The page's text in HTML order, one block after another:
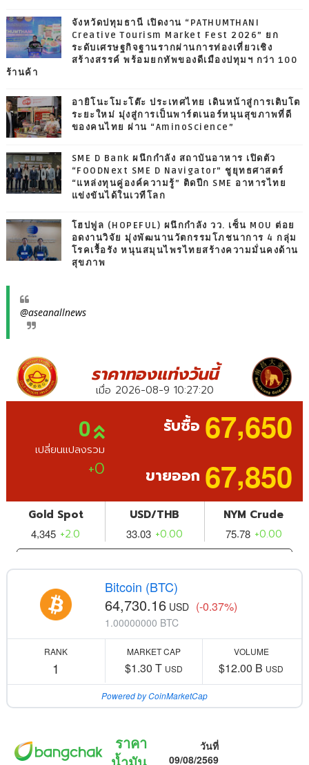
จังหวัดปทุมธานี เปิดงาน “PATHUMTHANI
Creative Tourism Market Fest 2026” ยก
ระดับเศรษฐกิจฐานรากผ่านการท่องเที่ยวเชิง
สร้างสรรค์ พร้อมยกทัพของดีเมืองปทุมฯ กว่า 100
ร้านค้า
อายิโนะโมะโต๊ะ ประเทศไทย เดินหน้าสู่การเติบโต
ระยะใหม่ มุ่งสู่การเป็นพาร์ตเนอร์หนุนสุขภาพที่ดี
ของคนไทย ผ่าน “AminoScience”
SME D Bank ผนึกกำลัง สถาบันอาหาร เปิดตัว
“FOODNext SME D Navigator” ชูยุทธศาสตร์
“แหล่งทุนคู่องค์ความรู้” ติดปีก SME อาหารไทย
แข่งขันได้ในเวทีโลก
โฮปฟูล (HOPEFUL) ผนึกกำลัง วว. เซ็น MOU ต่อย
อดงานวิจัย มุ่งพัฒนานวัตกรรมโภชนาการ 4 กลุ่ม
โรคเรื้อรัง หนุนสมุนไพรไทยสร้างความมั่นคงด้าน
สุขภาพ
@aseanallnews
Bitcoin (BTC)
64,730.16 USD (-0.37%)
1.00000000 BTC
RANK
1
MARKET CAP
$1.30 T USD
VOLUME
$12.00 B USD
Powered by CoinMarketCap